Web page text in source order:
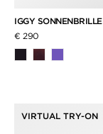
IGGY SONNENBRILLE
€ 290
VIRTUAL TRY-ON